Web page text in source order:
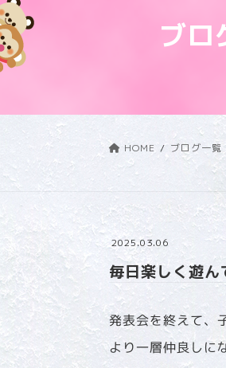
ブロ
HOME ブログ一覧
2025.03.06
毎日楽しく遊ん
発表会を終えて、
より一層仲良しに